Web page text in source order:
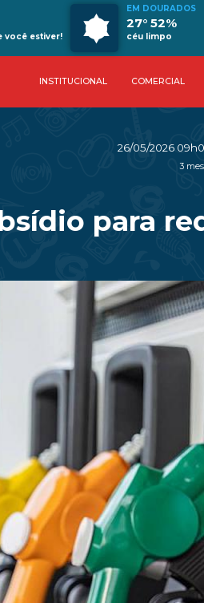
você estiver!
EM DOURADOS
27° 52%
céu limpo
INSTITUCIONAL COMERCIAL
26/05/2026
3
para